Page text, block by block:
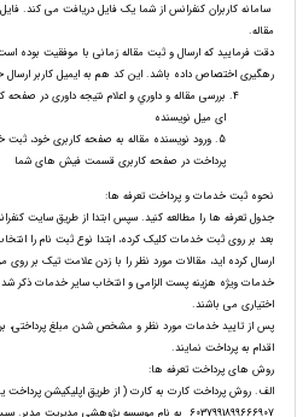
مقاله.
دقت فرمایید که ارسال و ثبت مقاله زمانی با موفقیت بوده
رهگیری اختصاص داده باشد. این کد هم به ایمیل کاربر ارسال
بررسی مقاله و داوري و اعلام نتیجه داوری در
ای میل نویسنده
5. ورود نویسنده مقاله به صفحه کاربری خود،
پرداخت در صفحه کاربری قسمت فیش های شما
نحوه ثبت خدمات و پرداخت تعرفه ها:
جدول تعرفه ها را مطالعه کنید. سپس ابتدا از طریق سایت
بعد بر روی ثبت خدمات کلیک کرده، ابتدا نوع ثبت نام را
ارسال کرده اید، مقالات مورد نظر را با زدن علامت تیک بر
خدمات ویژه هزینه پست الزامی و انتخاب سایر خدمات ذکر
اختیاری می باشند.
پس از تایید خدمات مورد نظر و مشخص شدن مبلغ پرداختی،
اقدام به پرداخت نمایند.
روش های پرداخت تعرفه ها:
الف. روش پرداخت کارت به کارت ( از طریق اپلیکیشن پرداخت یا